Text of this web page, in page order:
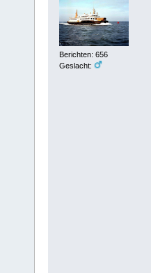
Berichten: 656
Geslacht: